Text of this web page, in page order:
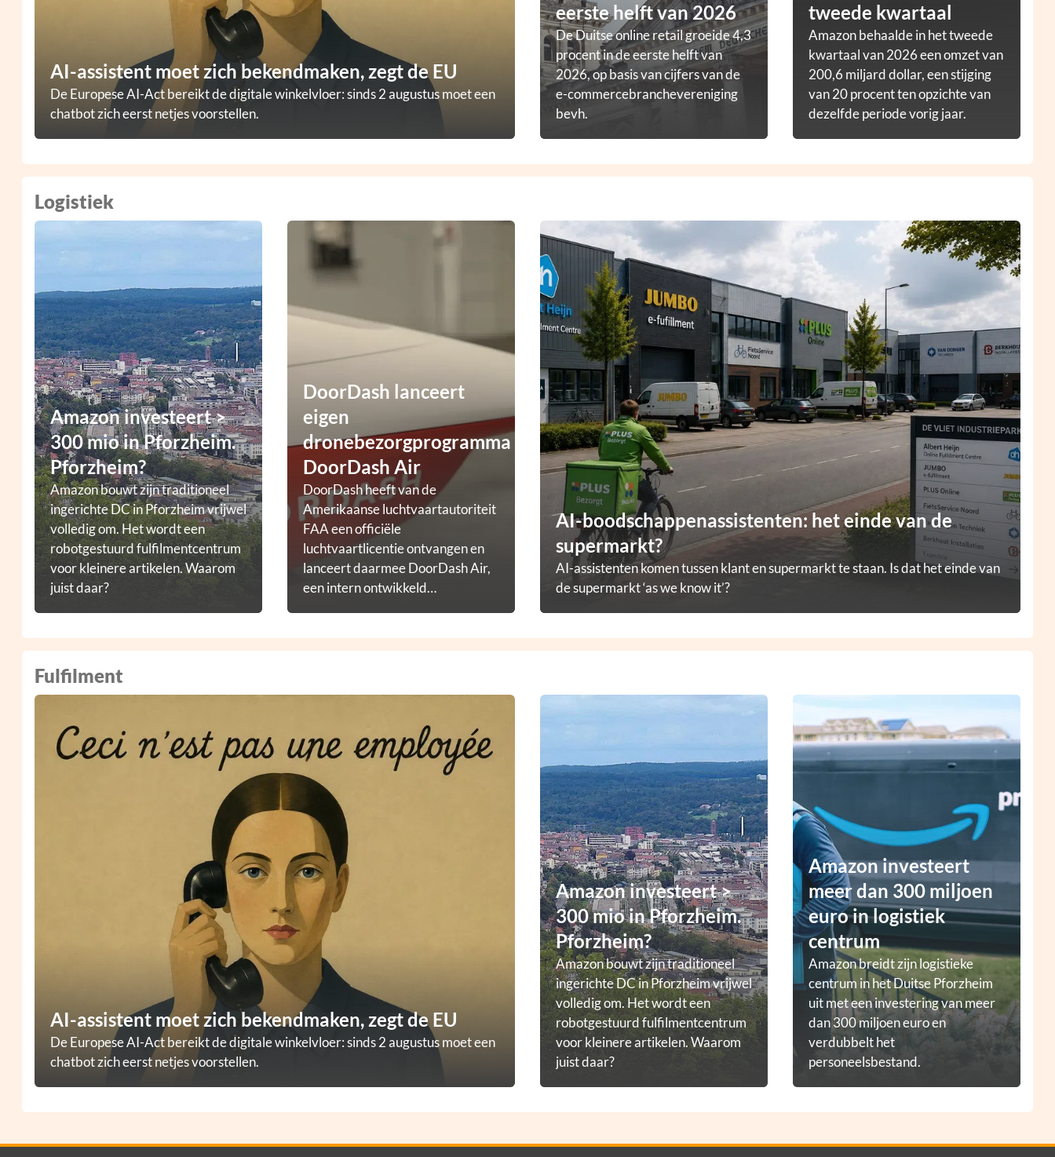
AI-assistent moet zich bekendmaken, zegt de EU
De Europese AI-Act bereikt de digitale winkelvloer: sinds 2 augustus moet een
chatbot zich eerst netjes voorstellen.
eerste helft van 2026
De Duitse online retail groeide 4,3
procent in de eerste helft van
2026, op basis van cijfers van de
e-commercebranchevereniging
bevh.
tweede kwartaal
Amazon behaalde in het tweede
kwartaal van 2026 een omzet van
200,6 miljard dollar, een stijging
van 20 procent ten opzichte van
dezelfde periode vorig jaar.
Logistiek
AI-boodschappenassistenten: het einde van de
supermarkt?
AI-assistenten komen tussen klant en supermarkt te staan. Is dat het einde van
de supermarkt ‘as we know it’?
Amazon investeert >
300 mio in Pforzheim.
Pforzheim?
Amazon bouwt zijn traditioneel
ingerichte DC in Pforzheim vrijwel
volledig om. Het wordt een
robotgestuurd fulfilmentcentrum
voor kleinere artikelen. Waarom
juist daar?
DoorDash lanceert
eigen
dronebezorgprogramma
DoorDash Air
DoorDash heeft van de
Amerikaanse luchtvaartautoriteit
FAA een officiële
luchtvaartlicentie ontvangen en
lanceert daarmee DoorDash Air,
een intern ontwikkeld
Fulfilment
AI-assistent moet zich bekendmaken, zegt de EU
De Europese AI-Act bereikt de digitale winkelvloer: sinds 2 augustus moet een
chatbot zich eerst netjes voorstellen.
Amazon investeert >
300 mio in Pforzheim.
Pforzheim?
Amazon bouwt zijn traditioneel
ingerichte DC in Pforzheim vrijwel
volledig om. Het wordt een
robotgestuurd fulfilmentcentrum
voor kleinere artikelen. Waarom
juist daar?
Amazon investeert
meer dan 300 miljoen
euro in logistiek
centrum
Amazon breidt zijn logistieke
centrum in het Duitse Pforzheim
uit met een investering van meer
dan 300 miljoen euro en
verdubbelt het
personeelsbestand.